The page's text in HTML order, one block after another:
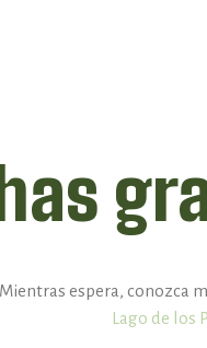
espera, conozca
Lago de los